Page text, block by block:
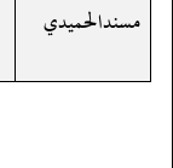
مسندالحميدي